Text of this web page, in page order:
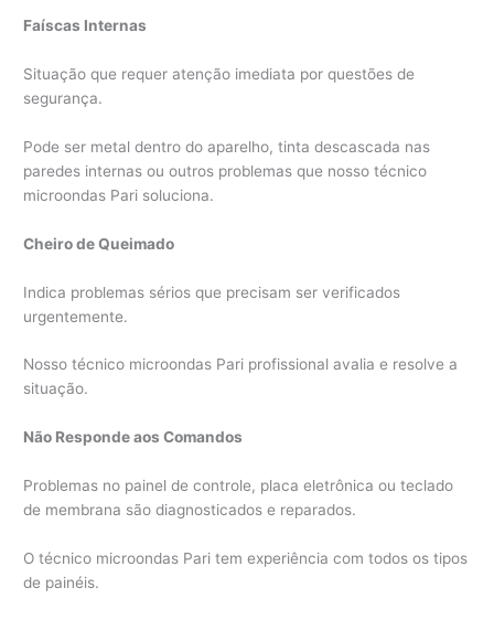
Faíscas Internas
Situação que requer atenção imediata por questões de
segurança.
Pode ser metal dentro do aparelho, tinta descascada nas
paredes internas ou outros problemas que nosso técnico
microondas Pari soluciona.
Cheiro de Queimado
Indica problemas sérios que precisam ser verificados
urgentemente.
Nosso técnico microondas Pari profissional avalia e resolve a
situação.
Não Responde aos Comandos
Problemas no painel de controle, placa eletrônica ou teclado
de membrana são diagnosticados e reparados.
O técnico microondas Pari tem experiência com todos os tipos
de painéis.